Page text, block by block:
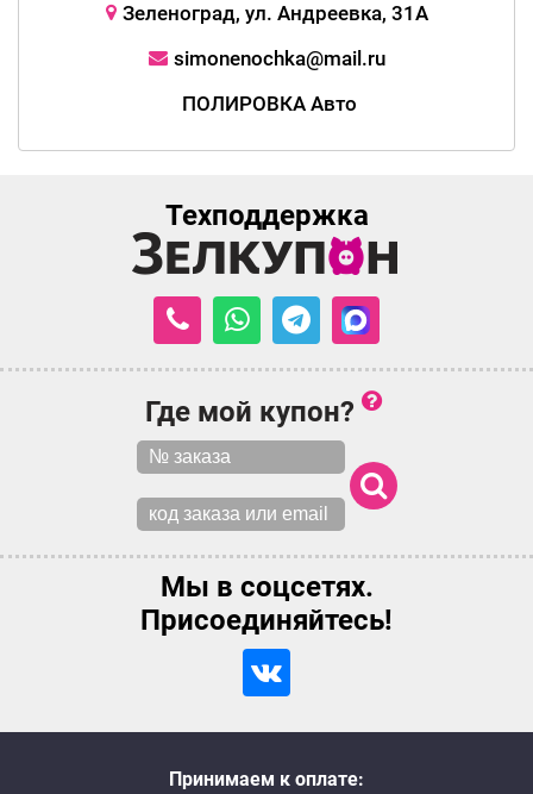
Зеленоград, ул. Андреевка, 31А
simonenochka@mail.ru
ПОЛИРОВКА Авто
Техподдержка
Где мой купон?
Мы в соцсетях.
Присоединяйтесь!
Принимаем к оплате: